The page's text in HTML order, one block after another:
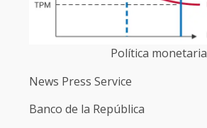
Política monetaria
News Press Service
Banco de la República